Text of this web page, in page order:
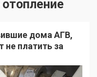
дома АГВ,
не платить за